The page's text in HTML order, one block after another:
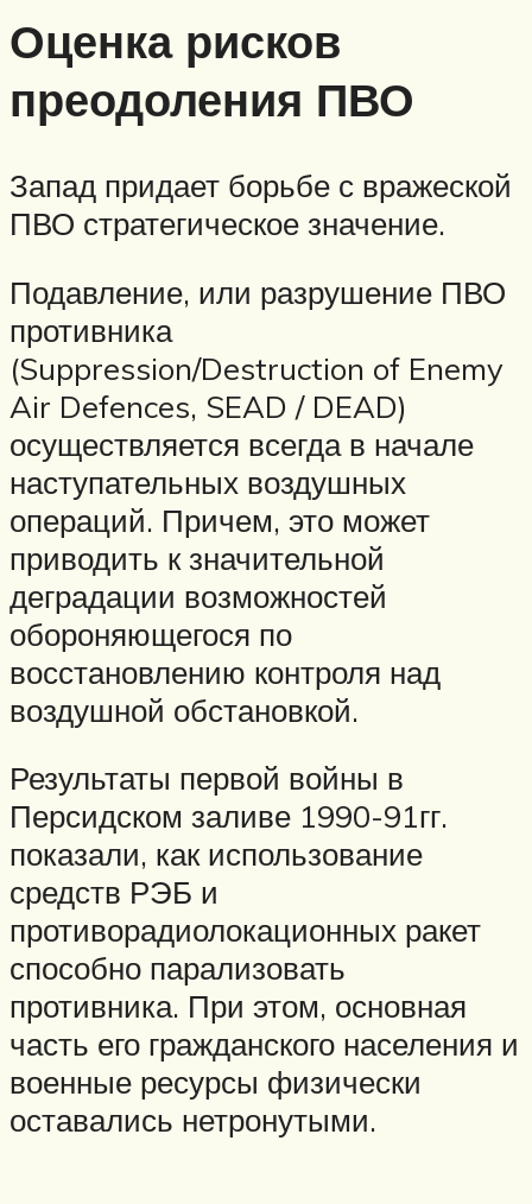
Оценка рисков
преодоления ПВО
Запад придает борьбе с вражеской
ПВО стратегическое значение.
Подавление, или разрушение ПВО
противника
(Suppression/Destruction of Enemy
Air Defences, SEAD / DEAD)
осуществляется всегда в начале
наступательных воздушных
операций. Причем, это может
приводить к значительной
деградации возможностей
обороняющегося по
восстановлению контроля над
воздушной обстановкой.
Результаты первой войны в
Персидском заливе 1990-91гг.
показали, как использование
средств РЭБ и
противорадиолокационных ракет
способно парализовать
противника. При этом, основная
часть его гражданского населения и
военные ресурсы физически
оставались нетронутыми.